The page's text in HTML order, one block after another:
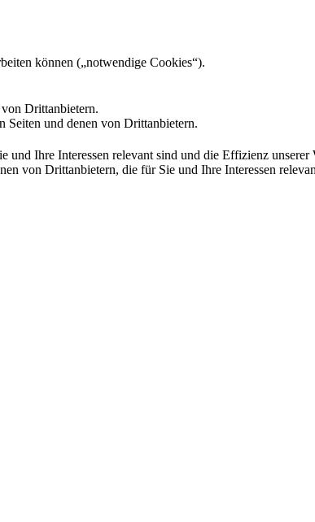
können („notwendige Cookies“).
Drittanbietern.
Seiten und denen von Drittanbietern.
Ihre Interessen relevant sind und die Effizienz unserer
von Drittanbietern, die für Sie und Ihre Interessen